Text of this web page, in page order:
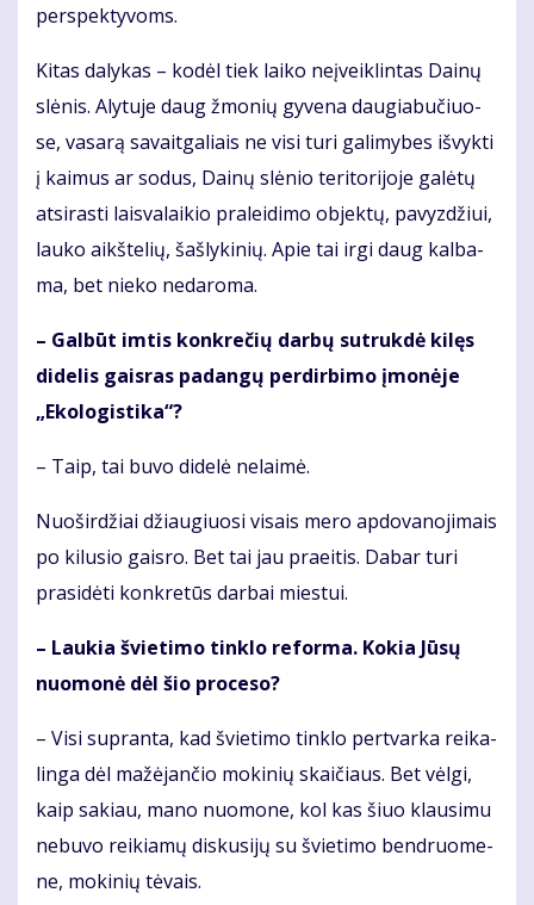
perspektyvoms.
Ki­tas da­ly­kas – ko­dėl tiek lai­ko ne­įveik­lin­tas Dai­nų
slė­nis. Aly­tu­je daug žmo­nių gy­ve­na dau­gia­bu­čiuo­
se, va­sa­rą sa­vait­ga­liais ne vi­si tu­ri ga­li­my­bes iš­vyk­ti
į kai­mus ar so­dus, Dai­nų slė­nio te­ri­to­ri­jo­je ga­lė­tų
at­si­ras­ti lais­va­lai­kio pra­lei­di­mo ob­jek­tų, pa­vyz­džiui,
lau­ko aikš­te­lių, šaš­ly­ki­nių. Apie tai ir­gi daug kal­ba­
ma, bet nie­ko ne­da­ro­ma.
– Gal­būt im­tis kon­kre­čių dar­bų su­truk­dė ki­lęs
di­de­lis gais­ras pa­dan­gų per­dir­bi­mo įmo­nė­je
„Eko­lo­gis­ti­ka“?
– Taip, tai bu­vo di­de­lė ne­lai­mė.
Nuoširdžiai džiau­giuo­si vi­sais me­ro ap­do­va­no­ji­mais
po ki­lu­sio gais­ro. Bet tai jau praeitis. Da­bar tu­ri
pra­si­dė­ti kon­kre­tūs dar­bai mies­tui.
– Lau­kia švie­ti­mo tin­klo re­for­ma. Ko­kia Jū­sų
nuo­mo­nė dėl šio pro­ce­so?
– Vi­si su­pran­ta, kad švie­ti­mo tin­klo per­tvar­ka rei­ka­
lin­ga dėl ma­žė­jan­čio mo­ki­nių skai­čiaus. Bet vėl­gi,
kaip sa­kiau, mano nuomone, kol kas šiuo klau­si­mu
nebuvo reikiamų dis­ku­si­jų su švie­ti­mo ben­druo­me­
ne, mo­ki­nių tė­vais.